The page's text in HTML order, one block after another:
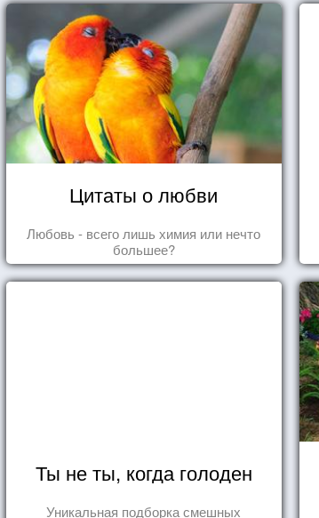
Цитаты о любви
Любовь - всего лишь химия или нечто
большее?
Ты не ты, когда голоден
Уникальная подборка смешных